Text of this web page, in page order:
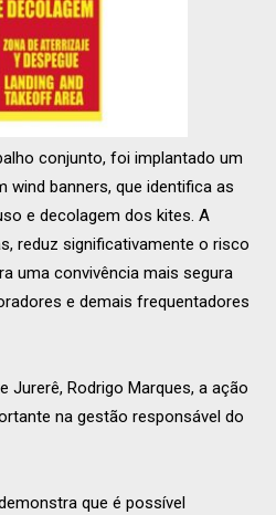
conjunto, foi implantado um
wind banners, que identifica as
e decolagem dos kites. A
reduz significativamente o risco
uma convivência mais segura
e demais frequentadores
Jurerê, Rodrigo Marques, a ação
na gestão responsável do
que é possível